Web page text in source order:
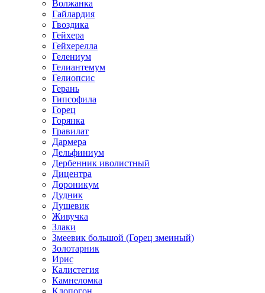
Волжанка
Гайлардия
Гвоздика
Гейхера
Гейхерелла
Гелениум
Гелиантемум
Гелиопсис
Герань
Гипсофила
Горец
Горянка
Гравилат
Дармера
Дельфиниум
Дербенник иволистный
Дицентра
Дороникум
Дудник
Душевик
Живучка
Злаки
Змеевик большой (Горец змеиный)
Золотарник
Ирис
Калистегия
Камнеломка
Клопогон